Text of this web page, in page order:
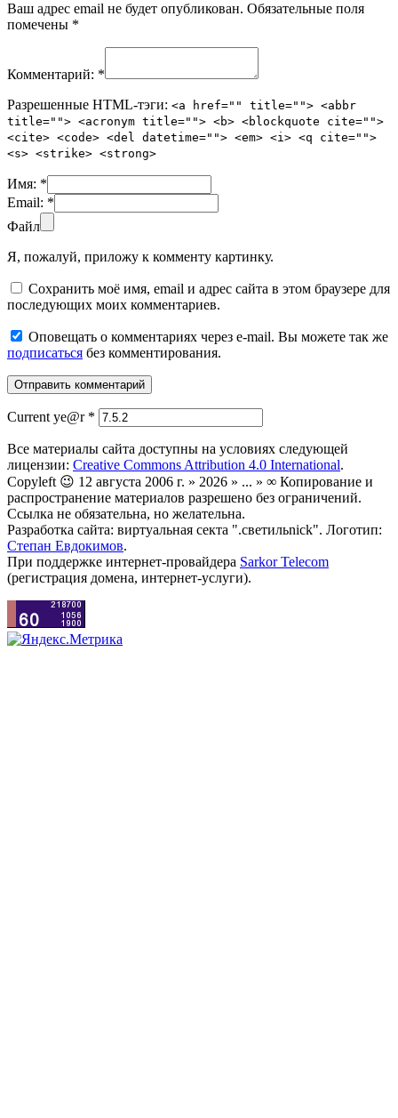
Ваш адрес email не будет опубликован. Обязательные поля
помечены *
Комментарий: *
Разрешенные HTML-тэги: <a href="" title=""> <abbr
title=""> <acronym title=""> <b> <blockquote cite="">
<cite> <code> <del datetime=""> <em> <i> <q cite="">
<s> <strike> <strong>
Имя: *
Email: *
Файл
Я, пожалуй, приложу к комменту картинку.
Сохранить моё имя, email и адрес сайта в этом браузере для
последующих моих комментариев.
Оповещать о комментариях через e-mail. Вы можете так же
подписаться без комментирования.
Current ye@r *
Все материалы сайта доступны на условиях следующей
лицензии: Creative Commons Attribution 4.0 International.
Copyleft 😉 12 августа 2006 г. » 2026 » ... » ∞ Копирование и
распространение материалов разрешено без ограничений.
Ссылка не обязательна, но желательна.
Разработка сайта: виртуальная секта ".светильnick". Логотип:
Степан Евдокимов.
При поддержке интернет-провайдера Sarkor Telecom
(регистрация домена, интернет-услуги).